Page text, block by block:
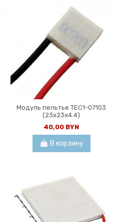
Модуль пельтье TEC1-07103
(23x23x4.4)
40,00 BYN
В корзину